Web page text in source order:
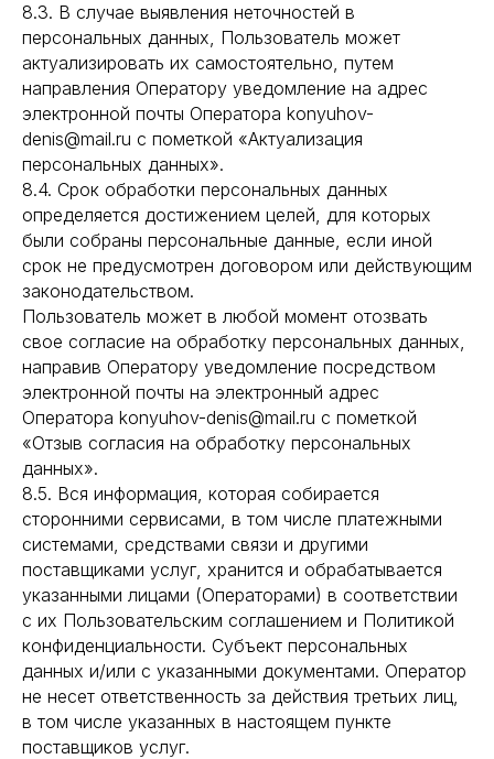
8.3. В случае выявления неточностей в
персональных данных, Пользователь может
актуализировать их самостоятельно, путем
направления Оператору уведомление на адрес
электронной почты Оператора konyuhov-
denis@mail.ru с пометкой «Актуализация
персональных данных».
8.4. Срок обработки персональных данных
определяется достижением целей, для которых
были собраны персональные данные, если иной
срок не предусмотрен договором или действующим
законодательством.
Пользователь может в любой момент отозвать
свое согласие на обработку персональных данных,
направив Оператору уведомление посредством
электронной почты на электронный адрес
Оператора konyuhov-denis@mail.ru с пометкой
«Отзыв согласия на обработку персональных
данных».
8.5. Вся информация, которая собирается
сторонними сервисами, в том числе платежными
системами, средствами связи и другими
поставщиками услуг, хранится и обрабатывается
указанными лицами (Операторами) в соответствии
с их Пользовательским соглашением и Политикой
конфиденциальности. Субъект персональных
данных и/или с указанными документами. Оператор
не несет ответственность за действия третьих лиц,
в том числе указанных в настоящем пункте
поставщиков услуг.